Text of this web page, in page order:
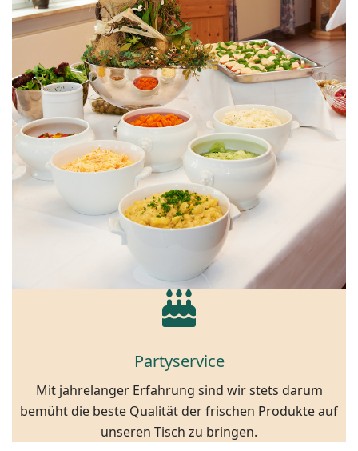
Partyservice
Mit jahrelanger Erfahrung sind wir stets darum
bemüht die beste Qualität der frischen Produkte auf
unseren Tisch zu bringen.